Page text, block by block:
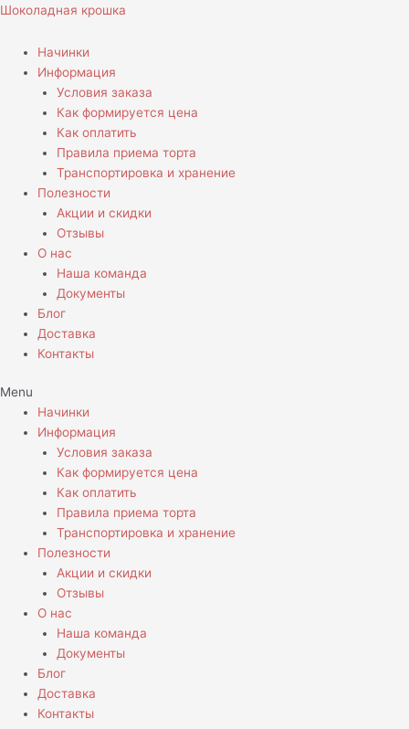
Перейти
содержимому
Шоколадная крошка
Начинки
Информация
Условия заказа
Как формируется цена
Как оплатить
Правила приема торта
Транспортировка и хранение
Полезности
Акции и скидки
Отзывы
О нас
Наша команда
Документы
Блог
Доставка
Контакты
Menu
Начинки
Информация
Условия заказа
Как формируется цена
Как оплатить
Правила приема торта
Транспортировка и хранение
Полезности
Акции и скидки
Отзывы
О нас
Наша команда
Документы
Блог
Доставка
Контакты